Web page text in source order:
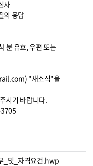
사
의 응답
분 유효, 우편 또는
"새소식"을
시기 바랍니다.
_및_자격요건.hwp